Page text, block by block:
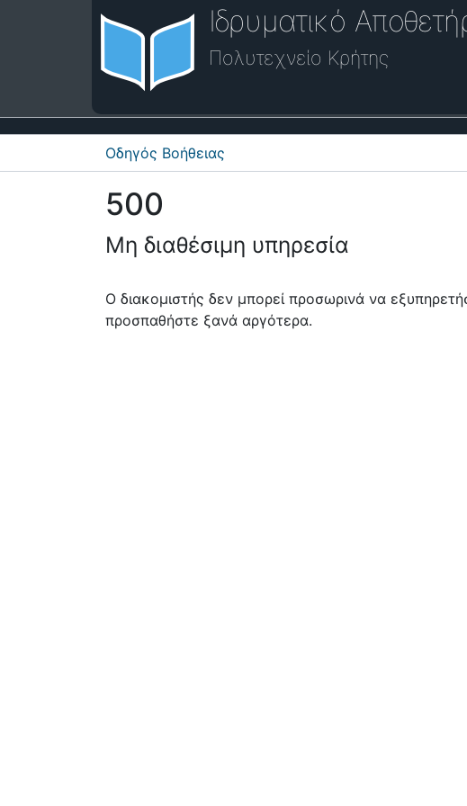
Ιδρυματικό
Πολυτεχνείο Κρήτης
Οδηγός Βοήθειας
500
Μη διαθέσιμη υπηρεσία
Ο διακομιστής δεν μπορεί προσωρινά να
προσπαθήστε ξανά αργότερα.